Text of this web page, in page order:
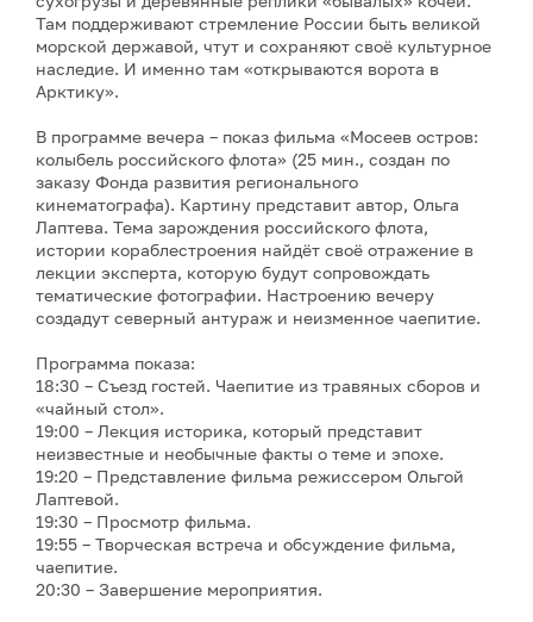
Там поддерживают стремление России быть великой
морской державой, чтут и сохраняют своё культурное
наследие. И именно там «открываются ворота в
Арктику».
В программе вечера – показ фильма «Мосеев остров:
колыбель российского флота» (25 мин., создан по
заказу Фонда развития регионального
кинематографа). Картину представит автор, Ольга
Лаптева. Тема зарождения российского флота,
истории кораблестроения найдёт своё отражение в
лекции эксперта, которую будут сопровождать
тематические фотографии. Настроению вечеру
создадут северный антураж и неизменное чаепитие.
Программа показа:
18:30 – Съезд гостей. Чаепитие из травяных сборов и
«чайный стол».
19:00 – Лекция историка, который представит
неизвестные и необычные факты о теме и эпохе.
19:20 – Представление фильма режиссером Ольгой
Лаптевой.
19:30 – Просмотр фильма.
19:55 – Творческая встреча и обсуждение фильма,
чаепитие.
20:30 – Завершение мероприятия.